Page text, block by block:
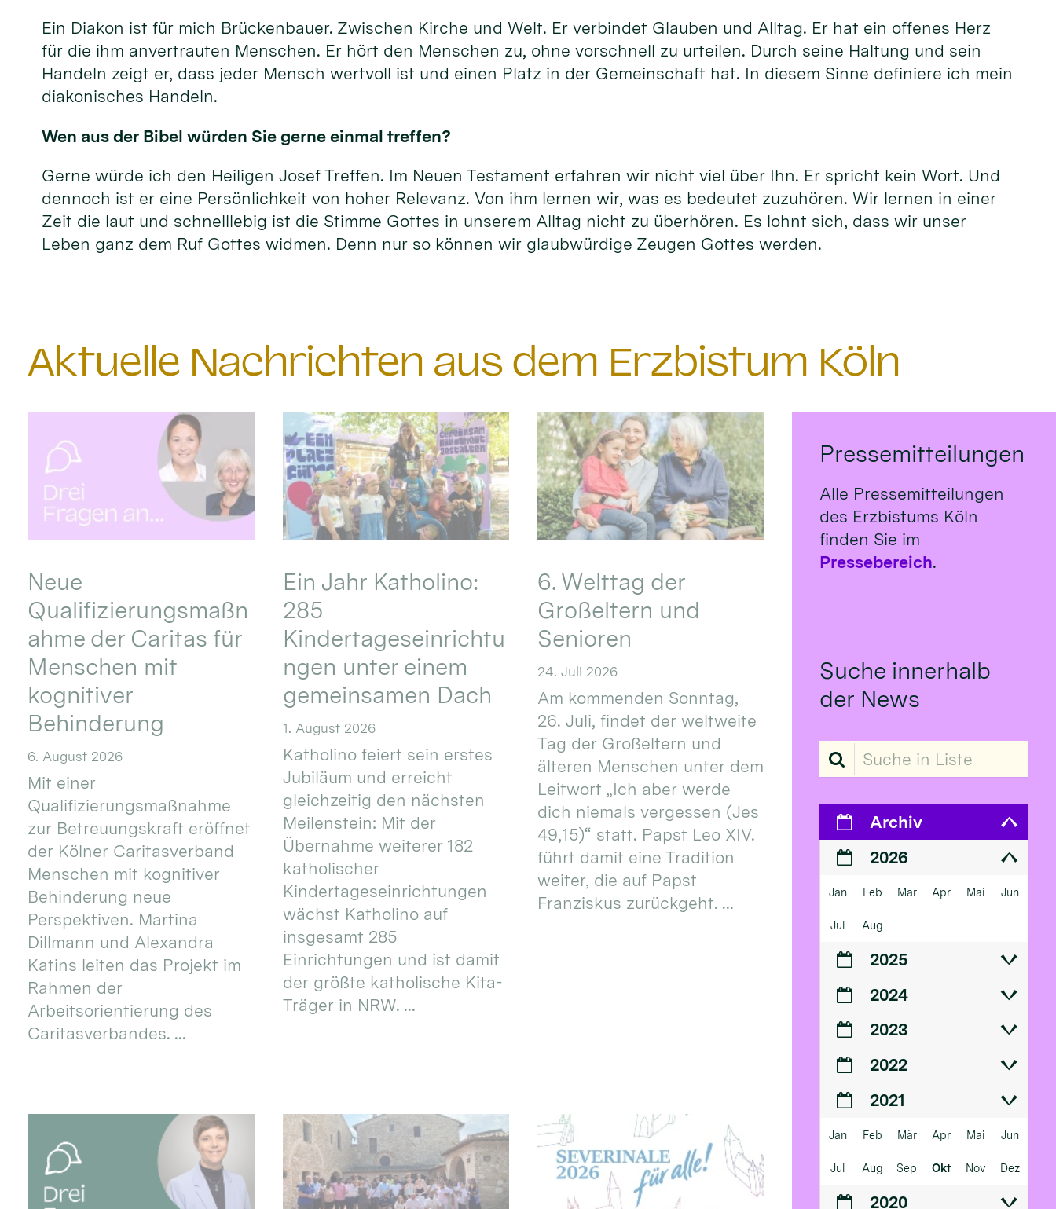
Ein Diakon ist für mich Brückenbauer. Zwischen Kirche und Welt. Er verbindet Glauben und Alltag. Er hat ein offenes Herz
für die ihm anvertrauten Menschen. Er hört den Menschen zu, ohne vorschnell zu urteilen. Durch seine Haltung und sein
Handeln zeigt er, dass jeder Mensch wertvoll ist und einen Platz in der Gemeinschaft hat. In diesem Sinne definiere ich mein
diakonisches Handeln.
Wen aus der Bibel würden Sie gerne einmal treffen?
Gerne würde ich den Heiligen Josef Treffen. Im Neuen Testament erfahren wir nicht viel über Ihn. Er spricht kein Wort. Und
dennoch ist er eine Persönlichkeit von hoher Relevanz. Von ihm lernen wir, was es bedeutet zuzuhören. Wir lernen in einer
Zeit die laut und schnelllebig ist die Stimme Gottes in unserem Alltag nicht zu überhören. Es lohnt sich, dass wir unser
Leben ganz dem Ruf Gottes widmen. Denn nur so können wir glaubwürdige Zeugen Gottes werden.
Aktuelle Nachrichten aus dem Erzbistum Köln
Neue
Qualifizierungsmaßn
ahme der Caritas für
Menschen mit
kognitiver
Behinderung
6. August 2026
Mit einer
Qualifizierungsmaßnahme
zur Betreuungskraft eröffnet
der Kölner Caritasverband
Menschen mit kognitiver
Behinderung neue
Perspektiven. Martina
Dillmann und Alexandra
Katins leiten das Projekt im
Rahmen der
Arbeitsorientierung des
Caritasverbandes. ...
Ein Jahr Katholino:
285
Kindertageseinrichtu
ngen unter einem
gemeinsamen Dach
1. August 2026
Katholino feiert sein erstes
Jubiläum und erreicht
gleichzeitig den nächsten
Meilenstein: Mit der
Übernahme weiterer 182
katholischer
Kindertageseinrichtungen
wächst Katholino auf
insgesamt 285
Einrichtungen und ist damit
der größte katholische Kita-
Träger in NRW. ...
6. Welttag der
Großeltern und
Senioren
24. Juli 2026
Am kommenden Sonntag,
26. Juli, findet der weltweite
Tag der Großeltern und
älteren Menschen unter dem
Leitwort „Ich aber werde
dich niemals vergessen (Jes
49,15)“ statt. Papst Leo XIV.
führt damit eine Tradition
weiter, die auf Papst
Franziskus zurückgeht. ...
Pressemitteilungen
Alle Pressemitteilungen
des Erzbistums Köln
finden Sie im
Pressebereich.
Suche innerhalb
der News
Suche in Liste
Archiv
2026
Jan Feb Mär Apr Mai Jun
Jul Aug
2025
2024
2023
2022
2021
Jan Feb Mär Apr Mai Jun
Jul Aug Sep Okt Nov Dez
2020